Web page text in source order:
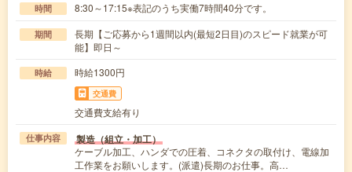
時間 8:30～17:15※表記のうち実働7時間40分です。
期間
長期【ご応募から1週間以内(最短2日目)のスピード就業が可
能】即日～
時給 時給1300円
交通費
交通費支給有り
仕事内容 製造（組立・加工）
ケーブル加工、ハンダでの圧着、コネクタの取付け、電線加
工作業をお願いします。(派遣)長期のお仕事。高…